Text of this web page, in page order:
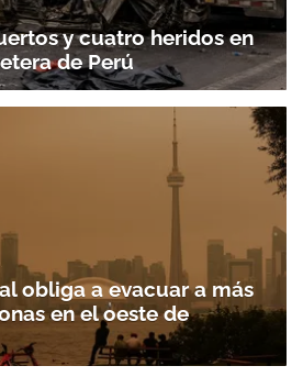
y cuatro heridos en
de Perú
obliga a evacuar a más
en el oeste de